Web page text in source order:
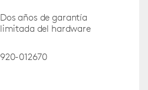
Dos años de garantía
limitada del hardware
920-012670